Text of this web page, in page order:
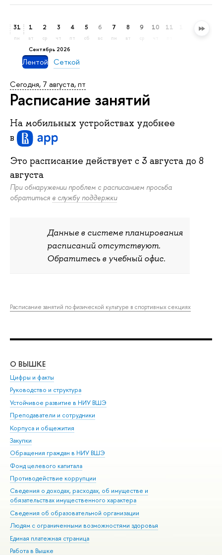
31
пн
сентябрь 2026
1
вт
2
ср
3
чт
4
пт
5
сб
6
вс
7
пн
8
вт
9 10 11 13
Лентой Сеткой
Сегодня, 7 августа, пт
Расписание занятий
На мобильных устройствах удобнее
в
Это расписание действует c 3 августа до 8
августа
При обнаружении проблем с расписанием просьба
обратиться в службу поддержки
Данные в системе планирования
расписаний отсутствуют.
Обратитесь в учебный офис.
Расписание занятий по физической культуре в спортивных секциях
О ВЫШКЕ
Цифры и факты
Руководство и структура
Устойчивое развитие в НИУ ВШЭ
Преподаватели и сотрудники
Корпуса и общежития
Закупки
Обращения граждан в НИУ ВШЭ
Фонд целевого капитала
Противодействие коррупции
Сведения о доходах, расходах, об имуществе и
обязательствах имущественного характера
Сведения об образовательной организации
Людям с ограниченными возможностями здоровья
Единая платежная страница
Работа в Вышке